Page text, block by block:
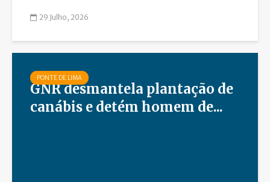
29 Julho, 2026
PONTE DE LIMA
GNR desmantela plantação de
canábis e detém homem de...